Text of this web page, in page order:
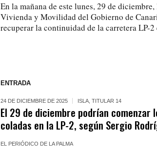
En la mañana de este lunes, 29 de
Vivienda y Movilidad del Gobierno de
recuperar la continuidad de la carretera LP-2
ENTRADA
24 DE DICIEMBRE DE 2025 ISLA ,TITULAR 14
El 29 de diciembre podrían comenzar
coladas en la LP-2, según Sergio
EL PERIÓDICO DE LA PALMA